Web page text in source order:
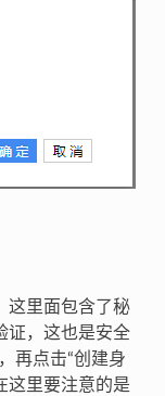
这里面包含了秘
证，这也是安全
再点击“创建身
这里要注意的是